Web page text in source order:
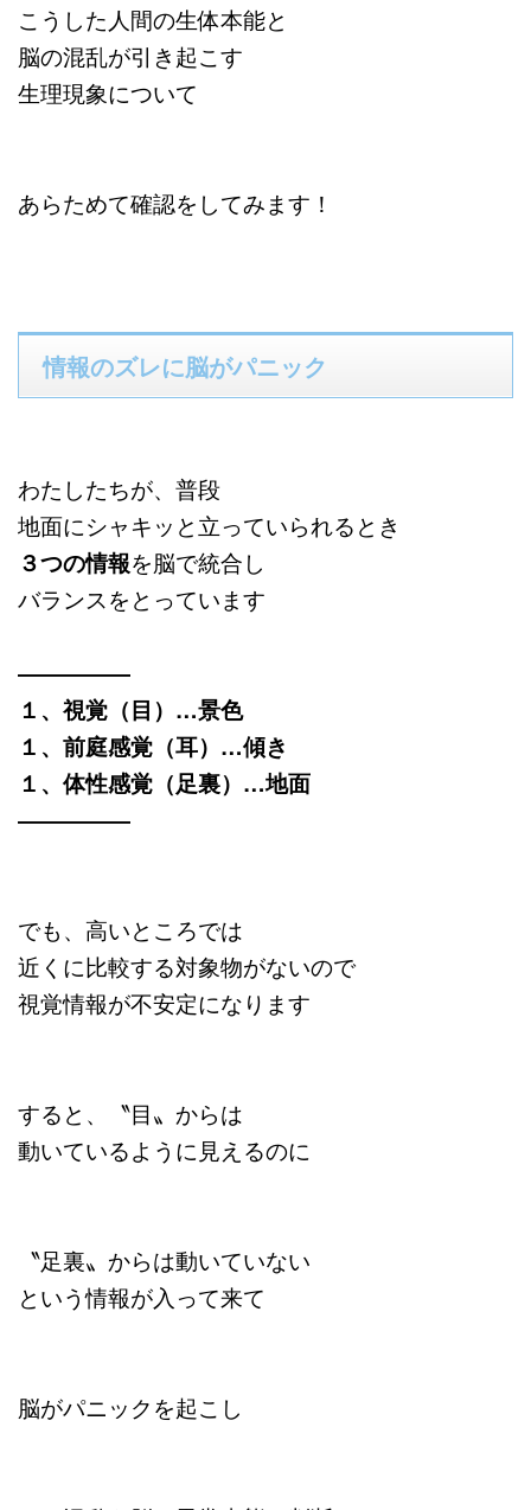
こうした人間の生体本能と
脳の混乱が引き起こす
生理現象について
あらためて確認をしてみます！
情報のズレに脳がパニック
わたしたちが、普段
地面にシャキッと立っていられるとき
３つの情報を脳で統合し
バランスをとっています
―――――
１、視覚（目）…景色
１、前庭感覚（耳）…傾き
１、体性感覚（足裏）…地面
―――――
でも、高いところでは
近くに比較する対象物がないので
視覚情報が不安定になります
すると、〝目〟からは
動いているように見えるのに
〝足裏〟からは動いていない
という情報が入って来て
脳がパニックを起こし